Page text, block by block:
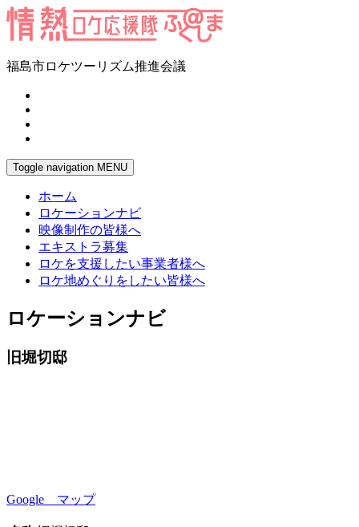
福島市ロケツーリズム推進会議
Toggle navigation MENU
ホーム
ロケーションナビ
映像制作の皆様へ
エキストラ募集
ロケを支援したい事業者様へ
ロケ地めぐりをしたい皆様へ
ロケーションナビ
旧堀切邸
Google マップ